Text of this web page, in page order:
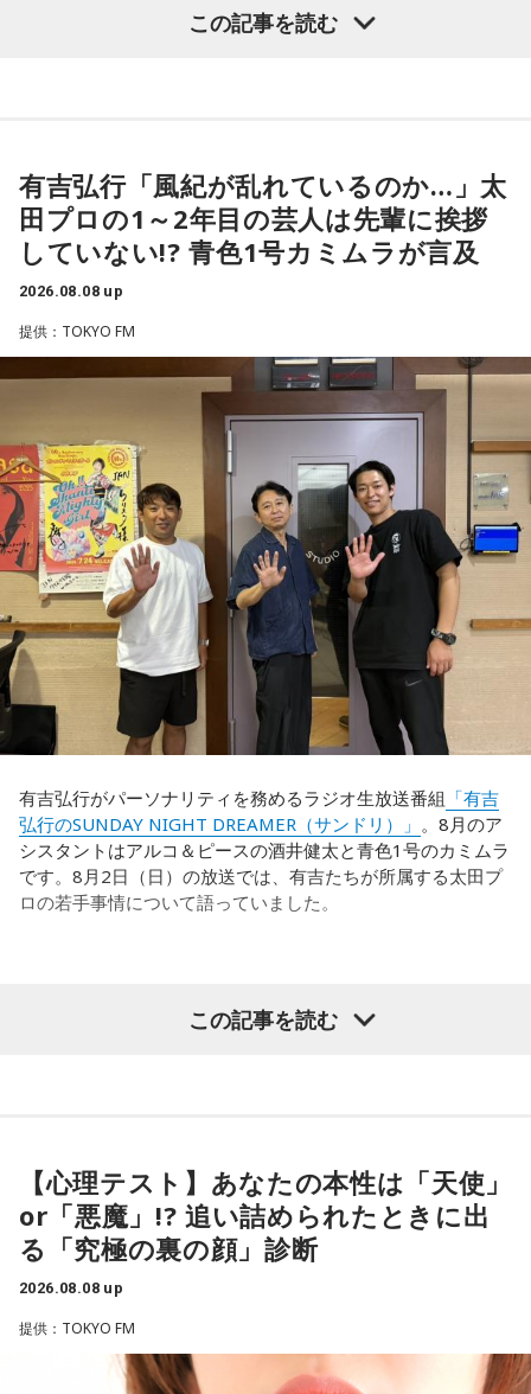
輝き、Jリーグ通算228試合出場93得点を挙げ、日本代表では
45試合出場で9ゴールを記録するなど活躍を見せ、1993年に
はW杯アジア地区最終予選にも出場しました。2002年に現役
を引退した後は、サッカー解説者としてメディアでの活動の
活かしながら幅広く活動しています。
◆福田正博がW杯ブラジル戦を総括
藤木：ブラジル戦で、前半は佐野海舟選手の素晴らしいイン
ターセプトからのゴールがありましたし、前半の終了間際に
は日本がボールを持つ時間もありました。しかし、後半に入
ってからブラジルが戦略を変えてきて、日本が一方的に押し
込まれてしまった。試合のなかで具体的な戦術が打ち出せな
かったと考えると、（選手のなかに）もう少し具体的な戦略
を示す人、ブレーンが必要なのかなと素人目には思ってしま
うのですが……。
福田：そういう見方も当然ありますし、それができれば一番
いいと思うのですが、森保監督は帰国後の会見で「戦術は後
出しジャンケンだ」と言っていたんです。どういうことかと
いうと、自分たちが変えたら相手がまた変えてくる、それに
対してまた変えていかなきゃならない。ベンチでその都度
に対して変化しなきゃいけない。「こういうやり方をしま
す」「だったらこう対応します」と。
そうすると、対応された側がまた変えてくるんですよ、それ
も試合中に。ですから、ベンチからでも戦術や戦略はある程
ブラジル戦のときも「守ろう」という気持ちはなくても、ブ
だ、これは日本だけではなく、アルゼンチンと対戦したイン
グランドもそういう展開になったんですよ。サッカーってそ
ういうスポーツなんですよね。
つまり、ベンチから何か言っても（すぐに戦術を）変えられ
るほど簡単なスポーツではないんです。なぜならば、相手が
それに対してまた変化をしてくるから。だから“個”の力を高め
て、時間をつくれる選手が重要になってくるということです
この記事を読む
有吉弘行「風紀が乱れているのか…」太
田プロの1～2年目の芸人は先輩に挨拶
していない!? 青色1号カミムラが言及
2026.08.08 up
提供：TOKYO FM
有吉弘行がパーソナリティを務めるラジオ生放送番組 「有吉
弘行のSUNDAY NIGHT DREAMER（サンドリ）」 。8月のア
シスタントはアルコ＆ピースの酒井健太と青色1号のカミムラ
です。8月2日（日）の放送では、有吉たちが所属する太田プ
ロの若手事情について語っていました。
とがあると切り出し、「賞レースで結果を残していないコン
ビ、（芸歴18年目の）ぐりんぴーすがよく愚痴をこぼしてい
るのは、最近の後輩は挨拶をしてくれないんだって（笑）」
と暴露します。
有吉自身は、今では後輩から挨拶されないことがまったくな
いため分からないと前置きしつつ、「ぐりんぴーすがそう言
っていたから……その辺はどう？ 風紀が乱れているかどうか」
と質問します。
この記事を読む
【心理テスト】あなたの本性は「天使」
or「悪魔」!? 追い詰められたときに出
る「究極の裏の顔」診断
2026.08.08 up
提供：TOKYO FM